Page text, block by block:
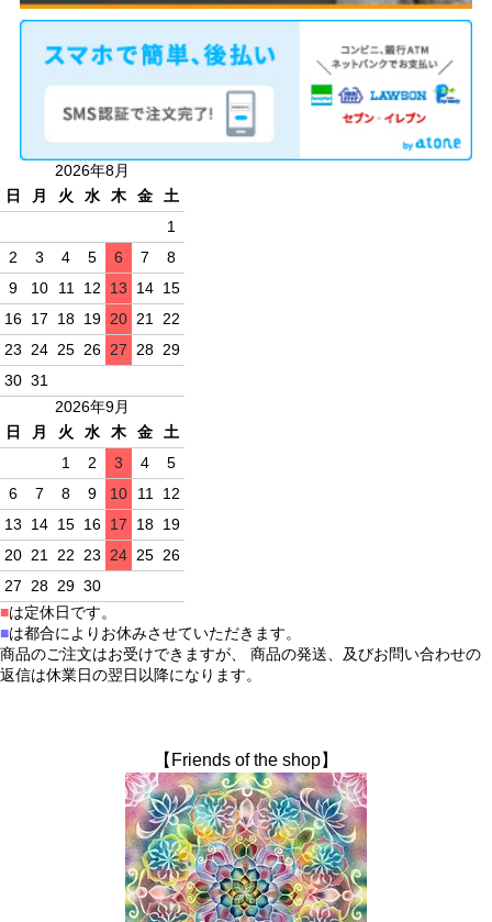
2026年8月
日
月 火 水 木 金
土
1
2
3 4 5 6 7
8
9
10 11 12 13 14 15
16 17 18 19 20 21 22
23 24 25 26 27 28 29
30 31
2026年9月
日
月 火 水 木 金
土
1
2 3 4
5
6
7 8 9 10 11 12
13
14 15 16 17 18 19
20 21 22 23 24 25 26
27 28 29 30
■は定休日です。
■は都合によりお休みさせていただきます。
商品のご注文はお受けできますが、 商品の発送、及びお問い合わせの
返信は休業日の翌日以降になります。
【Friends of the shop】